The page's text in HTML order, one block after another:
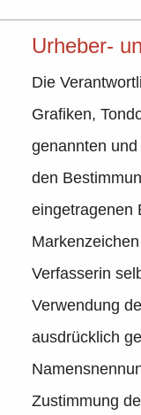
Urheber-
Die
Grafiken,
genannten
den
eingetragenen
Verfasserin
Verwendung
ausdrücklich
Zustimmung